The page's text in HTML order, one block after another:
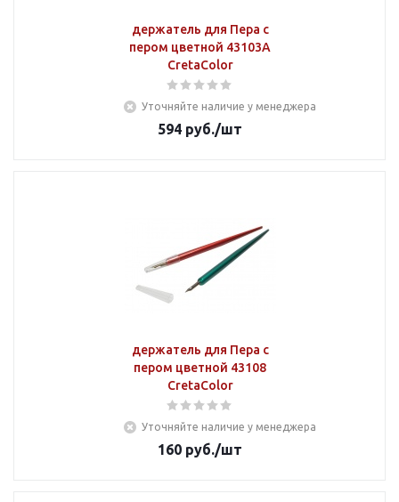
держатель для Пера с
пером цветной 43103А
CretaColor
Уточняйте наличие у менеджера
594 руб./шт
держатель для Пера с
пером цветной 43108
CretaColor
Уточняйте наличие у менеджера
160 руб./шт